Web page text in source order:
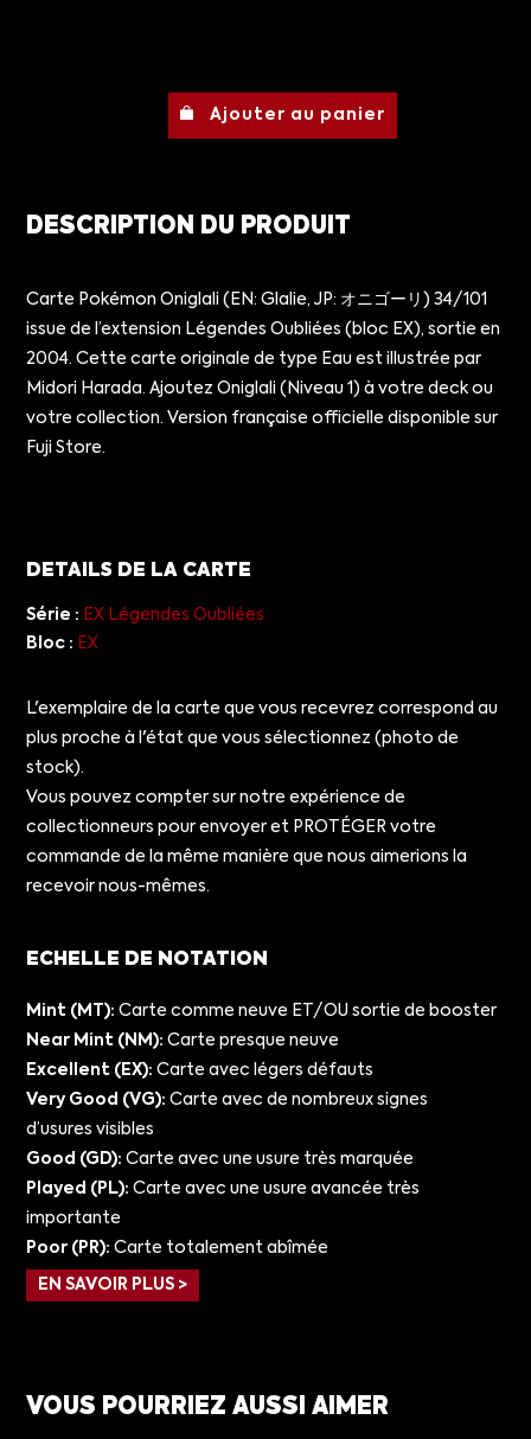
Ajouter au panier
DESCRIPTION DU PRODUIT
Carte Pokémon Oniglali (EN: Glalie, JP: オニゴーリ) 34/101
issue de l’extension Légendes Oubliées (bloc EX), sortie en
2004. Cette carte originale de type Eau est illustrée par
Midori Harada. Ajoutez Oniglali (Niveau 1) à votre deck ou
votre collection. Version française officielle disponible sur
Fuji Store.
DETAILS DE LA CARTE
Série : EX Légendes Oubliées
Bloc : EX
L'exemplaire de la carte que vous recevrez correspond au
plus proche à l'état que vous sélectionnez (photo de
stock).
Vous pouvez compter sur notre expérience de
collectionneurs pour envoyer et PROTÉGER votre
commande de la même manière que nous aimerions la
recevoir nous-mêmes.
ECHELLE DE NOTATION
Mint (MT): Carte comme neuve ET/OU sortie de booster
Near Mint (NM): Carte presque neuve
Excellent (EX): Carte avec légers défauts
Very Good (VG): Carte avec de nombreux signes
d’usures visibles
Good (GD): Carte avec une usure très marquée
Played (PL): Carte avec une usure avancée très
importante
Poor (PR): Carte totalement abîmée
EN SAVOIR PLUS >
VOUS POURRIEZ AUSSI AIMER